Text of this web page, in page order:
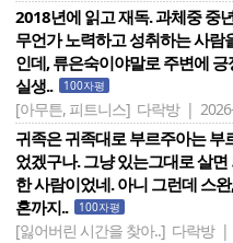
2018년에 읽고 재독. 과체중 중
무언가 노력하고 성취하는 사람
인데, 류은숙이야말로 주변에
실생..
100자평
[아무튼, 피트니스] 다락방 |
귀족은 귀족대로 부르주아는
었겠구나. 그냥 있는그대로 살
한 사람이었네. 아니 그런데 스
혼까지..
100자평
[잃어버린 시간을 찾아..] 다락방 |